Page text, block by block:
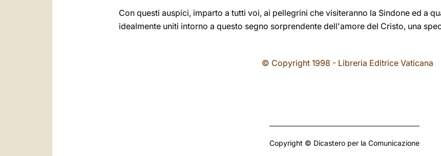
Con questi auspici, imparto a tutti voi, ai pellegrini che visiteranno la Sindone ed a
idealmente uniti intorno a questo segno sorprendente dell'amore del Cristo, una
© Copyright 1998 - Libreria Editrice Vaticana
Copyright © Dicastero per la Comunicazione